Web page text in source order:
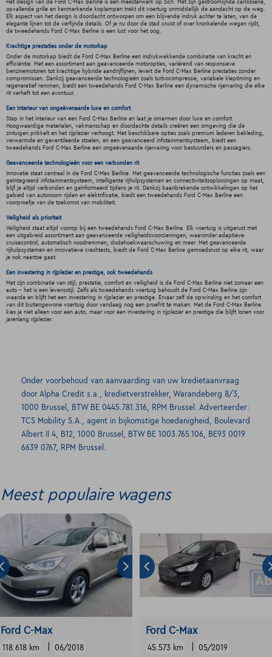
Het design van de Ford C-Max Berline is een meesterwerk op zich. Met zijn gestroomlijnde carrosserie,
opvallende grille en kenmerkende koplampen trekt dit voertuig onmiddellijk de aandacht op de weg.
Elk aspect van het design is doordacht ontworpen om een blijvende indruk achter te laten, van de
elegante lijnen tot de verfijnde details. Of je nu door de stad cruist of over kronkelende wegen rijdt,
de tweedehands Ford C-Max Berline is een lust voor het oog.
Krachtige prestaties onder de motorkap
Onder de motorkap biedt de Ford C-Max Berline een indrukwekkende combinatie van kracht en
efficiëntie. Met een assortiment aan geavanceerde motoropties, variërend van responsieve
benzinemotoren tot krachtige hybride aandrijflijnen, levert de Ford C-Max Berline prestaties zonder
compromissen. Dankzij geavanceerde technologieën zoals turbocompressie, variabele kleptiming en
regeneratief remmen, biedt een tweedehands Ford C-Max Berline een dynamische rijervaring die elke
rit verheft tot een avontuur.
Een interieur van ongeëvenaarde luxe en comfort
Stap in het interieur van een Ford C-Max Berline en laat je omarmen door luxe en comfort.
Hoogwaardige materialen, vakmanschap en doordachte details creëren een omgeving die de
zintuigen prikkelt en het rijplezier verhoogt. Met beschikbare opties zoals premium lederen bekleding,
verwarmde en geventileerde stoelen, en een geavanceerd infotainmentsysteem, biedt een
tweedehands Ford C-Max Berline een ongeëvenaarde rijervaring voor bestuurders en passagiers.
Geavanceerde technologieën voor een verbonden rit
Innovatie staat centraal in de Ford C-Max Berline. Met geavanceerde technologische functies zoals een
geïntegreerd infotainmentsysteem, intelligente rijhulpsystemen en connectiviteitsoplossingen op maat,
blijf je altijd verbonden en geïnformeerd tijdens je rit. Dankzij baanbrekende ontwikkelingen op het
gebied van autonoom rijden en elektrificatie, biedt een tweedehands Ford C-Max Berline een
voorproefje van de toekomst van mobiliteit.
Veiligheid als prioriteit
Veiligheid staat altijd voorop bij een tweedehands Ford C-Max Berline. Elk voertuig is uitgerust met
een uitgebreid assortiment aan geavanceerde veiligheidsvoorzieningen, waaronder adaptieve
cruisecontrol, automatisch noodremmen, dodehoekwaarschuwing en meer. Met geavanceerde
rijhulpsystemen en innovatieve crashtests, biedt de Ford C-Max Berline gemoedsrust op elke rit, waar
je ook naartoe gaat.
Een investering in rijplezier en prestige, ook tweedehands
Met zijn combinatie van stijl, prestatie, comfort en veiligheid is de Ford C-Max Berline niet zomaar een
auto - het is een levensstijl. Zelfs als tweedehands voertuig behoudt de Ford C-Max Berline zijn
waarde en blijft het een investering in rijplezier en prestige. Ervaar zelf de opwinding en het comfort
van dit buitengewone voertuig door vandaag nog een proefrit te maken. Met de Ford C-Max Berline
kies je niet alleen voor een auto, maar voor een investering in rijplezier en prestige die blijft lonen voor
jarenlang rijplezier.
Onder voorbehoud van aanvaarding van uw kredietaanvraag
door Alpha Credit s.a., kredietverstrekker, Warandeberg 8/3,
1000 Brussel, BTW BE 0445.781.316, RPM Brussel. Adverteerder:
TCS Mobility S.A., agent in bijkomstige hoedanigheid, Boulevard
Albert II 4, B12, 1000 Brussel, BTW BE 1003.765.106, BE93 0019
6639 0767, RPM Brussel.
Meest populaire wagens
Ford C-Max
118.618 km 06/2018
Ford C-Max
45.573 km 05/2019